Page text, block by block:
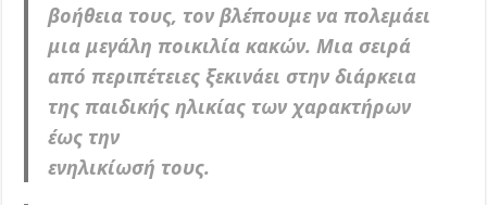
βοήθεια τους, τον βλέπουμε να πολεμάει
μια μεγάλη ποικιλία κακών. Μια σειρά
από περιπέτειες ξεκινάει στην διάρκεια
της παιδικής ηλικίας των χαρακτήρων
έως την
ενηλικίωσή τους.